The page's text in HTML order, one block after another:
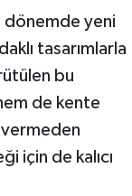
dönemde yeni
tasarımlarla
bu
de kente
için de kalıcı